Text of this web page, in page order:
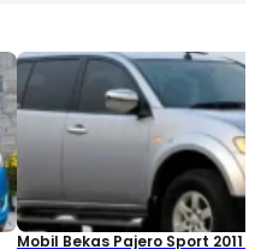
Mobil Bekas Pajero Sport 2011